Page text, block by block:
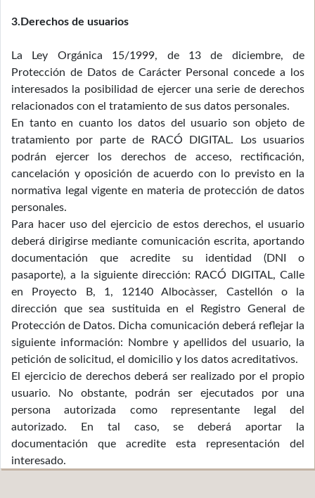
3.Derechos de usuarios
La Ley Orgánica 15/1999, de 13 de diciembre, de
Protección de Datos de Carácter Personal concede a los
interesados la posibilidad de ejercer una serie de derechos
relacionados con el tratamiento de sus datos personales.
En tanto en cuanto los datos del usuario son objeto de
tratamiento por parte de RACÓ DIGITAL. Los usuarios
podrán ejercer los derechos de acceso, rectificación,
cancelación y oposición de acuerdo con lo previsto en la
normativa legal vigente en materia de protección de datos
personales.
Para hacer uso del ejercicio de estos derechos, el usuario
deberá dirigirse mediante comunicación escrita, aportando
documentación que acredite su identidad (DNI o
pasaporte), a la siguiente dirección: RACÓ DIGITAL, Calle
en Proyecto B, 1, 12140 Albocàsser, Castellón o la
dirección que sea sustituida en el Registro General de
Protección de Datos. Dicha comunicación deberá reflejar la
siguiente información: Nombre y apellidos del usuario, la
petición de solicitud, el domicilio y los datos acreditativos.
El ejercicio de derechos deberá ser realizado por el propio
usuario. No obstante, podrán ser ejecutados por una
persona autorizada como representante legal del
autorizado. En tal caso, se deberá aportar la
documentación que acredite esta representación del
interesado.